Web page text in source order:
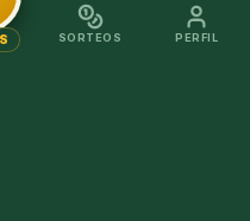
SORTEOS PERFIL